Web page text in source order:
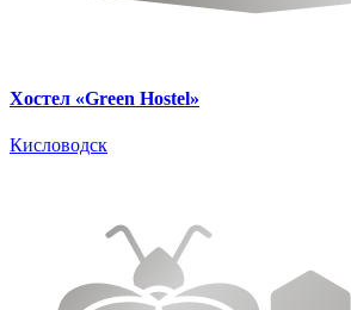
Хостел «Green Hostel»
Кисловодск